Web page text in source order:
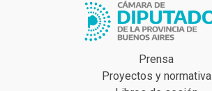
Prensa
Proyectos y normativa